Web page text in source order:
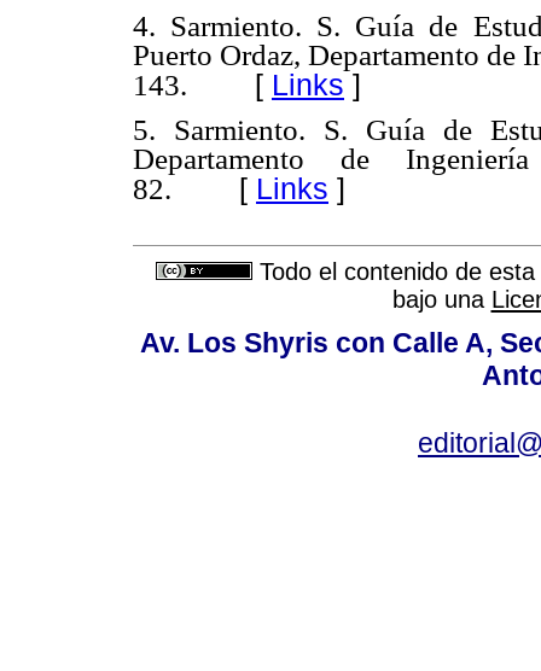
4. Sarmiento. S. Guía de
Puerto Ordaz, Departamento de
143. [ Links ]
5. Sarmiento. S. Guía de
Departamento de
82. [ Links ]
Todo el contenido de
bajo una
Av. Los Shyris con Calle A,